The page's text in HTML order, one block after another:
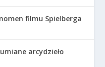
filmu Spielberga
arcydzieło